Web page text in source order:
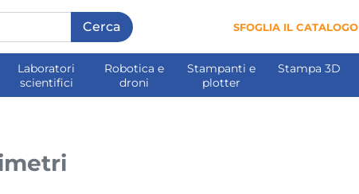
SFOGLIA IL CATALOGO
Laboratori
scientifici
Robotica e
droni
Stampanti e
plotter
Stampa 3D